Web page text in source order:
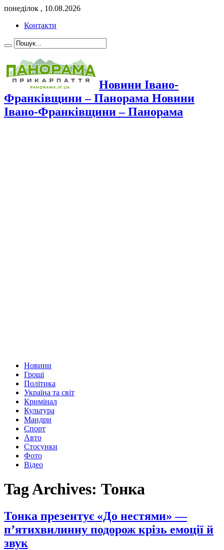
понеділок , 10.08.2026
Контакти
Новини Івано-
Франківщини – Панорама Новини
Івано-Франківщини – Панорама
Новини
Гроші
Політика
Україна та світ
Кримінал
Культура
Мандри
Спорт
Авто
Стосунки
Фото
Відео
Tag Archives: Тонка
Тонка презентує «До нестями» —
п’ятихвилинну подорож крізь емоції й
звук